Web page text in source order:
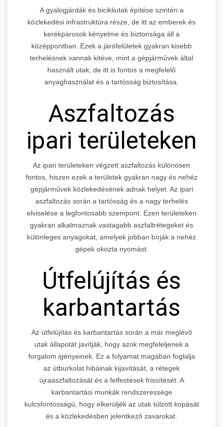
A gyalogjárdák és bicikliutak építése szintén a
közlekedési infrastruktúra része, de itt az emberek és
kerékpárosok kényelme és biztonsága áll a
középpontban. Ezek a járófelületek gyakran kisebb
terhelésnek vannak kitéve, mint a gépjárművek által
használt utak, de itt is fontos a megfelelő
anyaghasználat és a tartósság biztosítása.
Aszfaltozás
ipari területeken
Az ipari területeken végzett aszfaltozás különösen
fontos, hiszen ezek a területek gyakran nagy és nehéz
gépjárművek közlekedésének adnak helyet. Az ipari
aszfaltozás során a tartósság és a nagy terhelés
elviselése a legfontosabb szempont. Ezen területeken
gyakran alkalmaznak vastagabb aszfaltrétegeket és
különleges anyagokat, amelyek jobban bírják a nehéz
gépek okozta nyomást.
Útfelújítás és
karbantartás
Az útfelújítás és karbantartás során a már meglévő
utak állapotát javítják, hogy azok megfeleljenek a
forgalom igényeinek. Ez a folyamat magában foglalja
az útburkolat hibáinak kijavítását, a rétegek
újraaszfaltozását és a felfestések frissítését. A
karbantartási munkák rendszeressége
kulcsfontosságú, hogy elkerüljék az utak túlzott kopását
és a közlekedésben jelentkező zavarokat.